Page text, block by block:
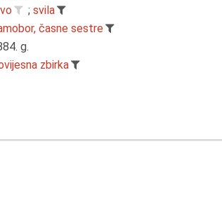
; svila
časne sestre
g.
zbirka